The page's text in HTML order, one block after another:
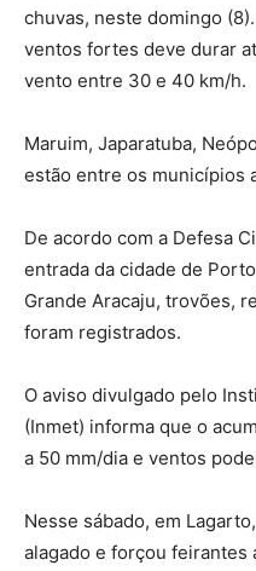
chuvas, neste domingo
ventos fortes deve durar
vento entre 30 e 40 km/h.
Maruim, Japaratuba,
estão entre os municípios
De acordo com a Defesa
entrada da cidade de
Grande Aracaju, trovões,
foram registrados.
O aviso divulgado pelo
(Inmet) informa que o
a 50 mm/dia e ventos
Nesse sábado, em
alagado e forçou feirantes